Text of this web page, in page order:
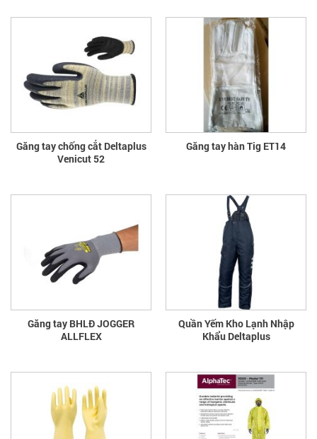
Găng tay chống cắt Deltaplus
Venicut 52
Găng tay hàn Tig ET14
Găng tay BHLĐ JOGGER
ALLFLEX
Quần Yếm Kho Lạnh Nhập
Khẩu Deltaplus